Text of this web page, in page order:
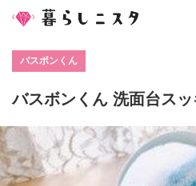
バスボンくん
バスボンくん 洗面台ス